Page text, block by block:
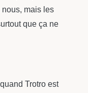
mais les
que ça ne
Trotro est